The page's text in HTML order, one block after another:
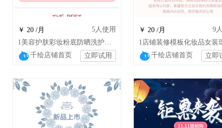
￥ 20 /月 5人使用
1美容护肤彩妆粉底防晒洗护沐浴日用店铺设计
千绘店铺首页
立即试用
￥ 20 /月 9
千绘店铺首页 立即